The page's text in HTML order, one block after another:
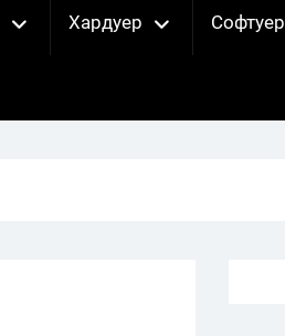
Хардуер Софтуер